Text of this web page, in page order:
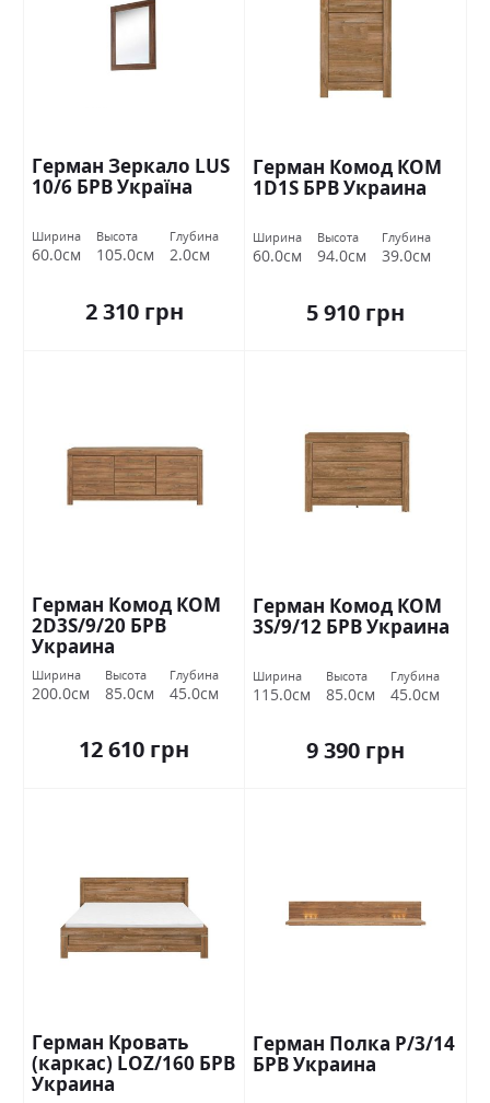
Герман Зеркало LUS
10/6 БРВ Україна
Ширина
60.0см
Высота
105.0см
Глубина
2.0см
2 310 грн
Герман Комод КОМ
1D1S БРВ Украина
Ширина
60.0см
Высота
94.0см
Глубина
39.0см
5 910 грн
Герман Комод КОМ
2D3S/9/20 БРВ
Украина
Ширина
200.0см
Высота
85.0см
Глубина
45.0см
12 610 грн
Герман Комод КОМ
3S/9/12 БРВ Украина
Ширина
115.0см
Высота
85.0см
Глубина
45.0см
9 390 грн
Герман Кровать
(каркас) LOZ/160 БРВ
Украина
Герман Полка Р/3/14
БРВ Украина